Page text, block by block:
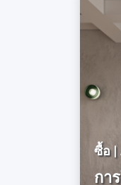
ซื้อ |
กา